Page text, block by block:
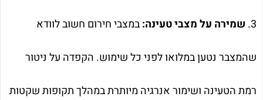
3. שמירה על מצבי טעינה:במצבי חירום חשוב לוודא
שהמצבר נטען במלואו לפני כל שימוש. הקפדה על ניטור
רמת הטעינה ושימור אנרגיה מיותרת במהלך תקופות שקטות